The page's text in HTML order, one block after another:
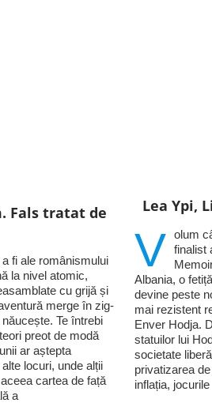
Fals tratat de
fi ale românismului
la nivel atomic,
cu grijă și
merge în zig-
Te întrebi
preot de modă
ar aștepta
locuri, unde alții
cartea de față
a
Lea Ypi,
V
olum
finalist
Albania, o
devine peste
mai rezistent
Enver Hodja.
statuilor lui
societate
privatizarea
inflația, jocurile